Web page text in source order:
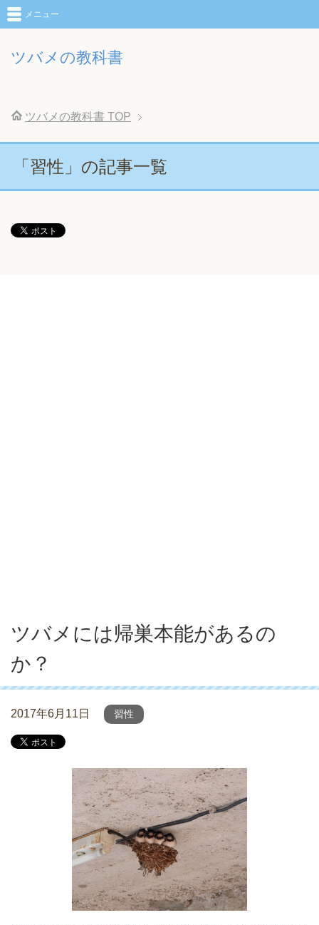
ツバメの教科書
メニュー
ツバメの教科書 TOP
「習性」の記事一覧
ツバメには帰巣本能があるの
か？
2017年6月11日 習性